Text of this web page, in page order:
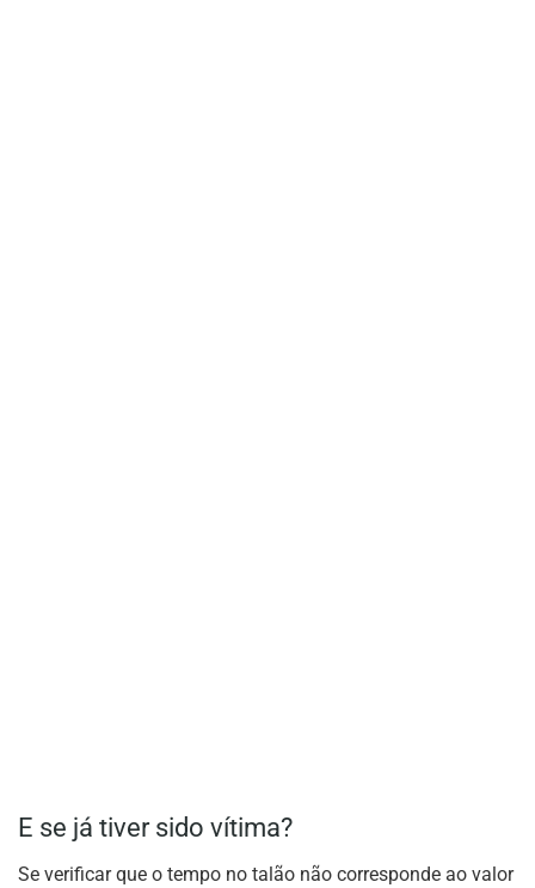
E se já tiver sido vítima?
Se verificar que o tempo no talão não corresponde ao valor